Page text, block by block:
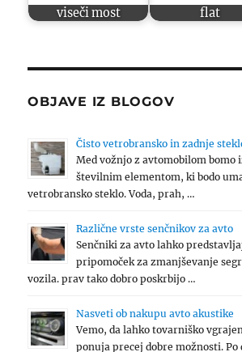
viseči most flat
OBJAVE IZ BLOGOV
Čisto vetrobransko in zadnje
Med vožnjo z avtomobilom bomo
številnim elementom, ki bodo
vetrobransko steklo. Voda, prah, …
Različne vrste senčnikov za avto
Senčniki za avto lahko
pripomoček za zmanjševanje
vozila. prav tako dobro poskrbijo …
Nasveti ob nakupu avto akustike
Vemo, da lahko tovarniško
ponuja precej dobre možnosti.